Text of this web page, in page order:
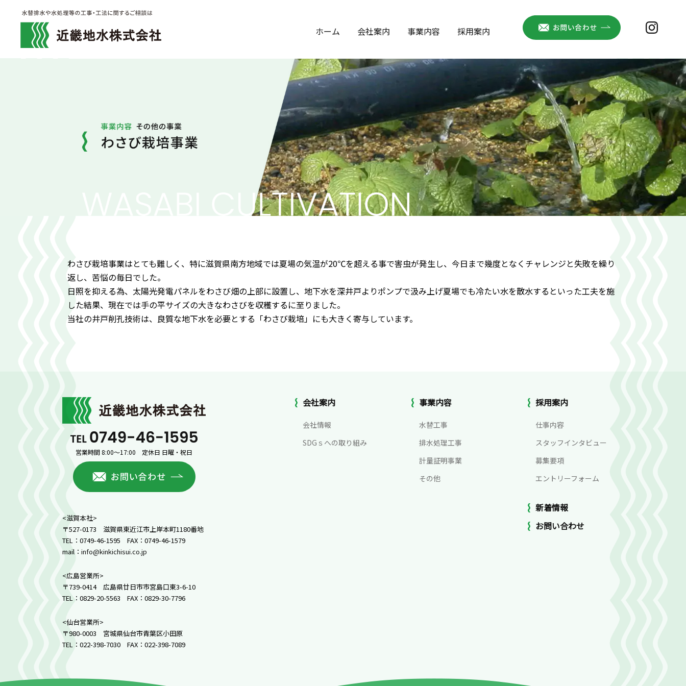
ホーム 会社案内 事業内容 採用案内
お問い合わせ
わさび栽培事業
わさび栽培事業はとても難しく、特に滋賀県南方地域では夏場の気温が20℃を超える事で害虫が発生し、今日まで幾度となくチャレンジと失敗を繰り
返し、苦悩の毎日でした。
日照を抑える為、太陽光発電パネルをわさび畑の上部に設置し、地下水を深井戸よりポンプで汲み上げ夏場でも冷たい水を散水するといった工夫を施
した結果、現在では手の平サイズの大きなわさびを収穫するに至りました。
当社の井戸削孔技術は、良質な地下水を必要とする「わさび栽培」にも大きく寄与しています。
営業時間 8:00～17:00 定休日 日曜・祝日
<滋賀本社>
〒527-0173 滋賀県東近江市上岸本町1180番地
TEL：0749-46-1595 FAX：0749-46-1579
mail： info@kinkichisui.co.jp
<広島営業所>
〒739-0414 広島県廿日市市宮島口東3-6-10
TEL：0829-20-5563 FAX：0829-30-7796
<仙台営業所>
〒980-0003 宮城県仙台市青葉区小田原
TEL：022-398-7030 FAX：022-398-7089
会社案内
会社情報
SDGｓへの取り組み
事業内容
水替工事
排水処理工事
計量証明事業
その他
採用案内
仕事内容
スタッフインタビュー
募集要項
エントリーフォーム
新着情報
お問い合わせ